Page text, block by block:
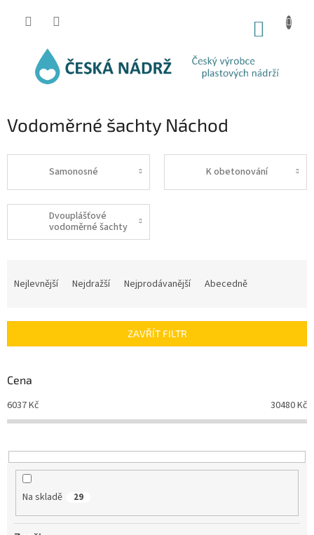
Vodoměrné šachty Náchod
Samonosné K obetonování
Dvouplášťové
vodoměrné šachty
í
r
o
d
u
t
ů
Nejlevnější Nejdražší Nejprodávanější Abecedně
ZAVŘÍT FILTR
Cena
6037Kč 30480Kč
Na skladě 29